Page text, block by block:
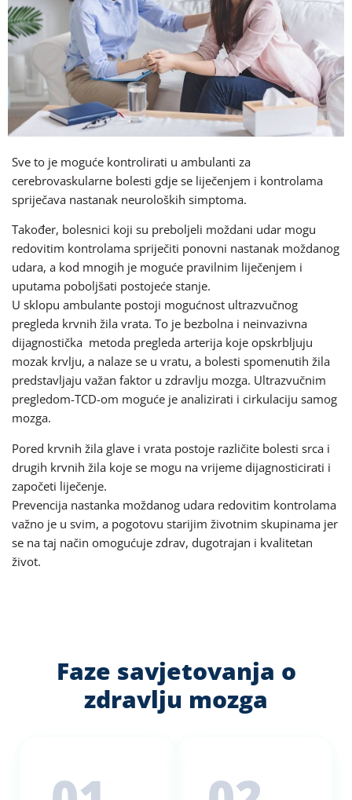
Sve to je moguće kontrolirati u ambulanti za
cerebrovaskularne bolesti gdje se liječenjem i kontrolama
spriječava nastanak neuroloških simptoma.
Također, bolesnici koji su preboljeli moždani udar mogu
redovitim kontrolama spriječiti ponovni nastanak moždanog
udara, a kod mnogih je moguće pravilnim liječenjem i
uputama poboljšati postojeće stanje.
U sklopu ambulante postoji mogućnost ultrazvučnog
pregleda krvnih žila vrata. To je bezbolna i neinvazivna
dijagnostička metoda pregleda arterija koje opskrbljuju
mozak krvlju, a nalaze se u vratu, a bolesti spomenutih žila
predstavljaju važan faktor u zdravlju mozga. Ultrazvučnim
pregledom-TCD-om moguće je analizirati i cirkulaciju samog
mozga.
Pored krvnih žila glave i vrata postoje različite bolesti srca i
drugih krvnih žila koje se mogu na vrijeme dijagnosticirati i
započeti liječenje.
Prevencija nastanka moždanog udara redovitim kontrolama
važno je u svim, a pogotovu starijim životnim skupinama jer
se na taj način omogućuje zdrav, dugotrajan i kvalitetan
život.
Faze savjetovanja o
zdravlju mozga